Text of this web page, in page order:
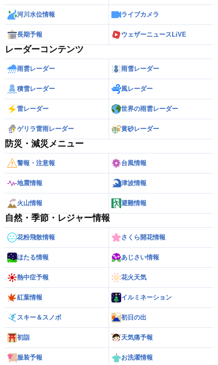
河川水位情報 ライブカメラ
長期予報 ウェザーニュースLiVE
レーダーコンテンツ
雨雲レーダー 雨雪レーダー
積雪レーダー 風レーダー
雷レーダー 世界の雨雲レーダー
ゲリラ雷雨レーダー 黄砂レーダー
防災・減災メニュー
警報・注意報 台風情報
地震情報 津波情報
火山情報 避難情報
自然・季節・レジャー情報
花粉飛散情報 さくら開花情報
ほたる情報 あじさい情報
熱中症予報 花火天気
紅葉情報 イルミネーション
スキー＆スノボ 初日の出
初詣 天気痛予報
服装予報 お洗濯情報